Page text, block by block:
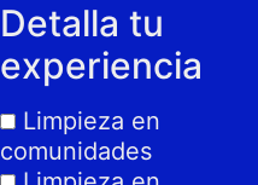
Detalla tu
experiencia
Limpieza en
comunidades